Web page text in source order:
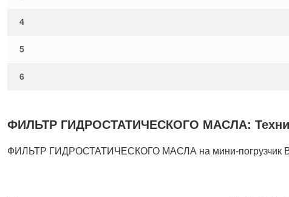
4
5
6
ФИЛЬТР ГИДРОСТАТИЧЕСКОГО МАСЛА:
ФИЛЬТР ГИДРОСТАТИЧЕСКОГО МАСЛА на мини-погрузчик